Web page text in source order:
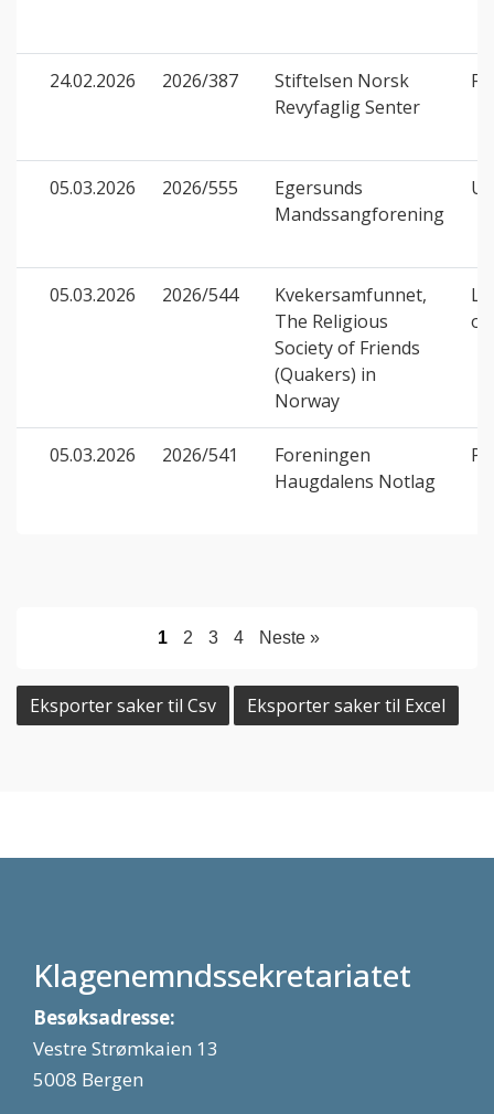
24.02.2026 2026/387
Stiftelsen Norsk
Revyfaglig Senter
05.03.2026 2026/555
Egersunds
Mandssangforening
05.03.2026 2026/544
Kvekersamfunnet,
The Religious
Society of Friends
(Quakers) in
Norway
05.03.2026 2026/541
Foreningen
Haugdalens Notlag
1 2 3 4 Neste »
Eksporter saker til Csv Eksporter saker til Excel
Klagenemndssekretariatet
Besøksadresse:
Vestre Strømkaien 13
5008 Bergen